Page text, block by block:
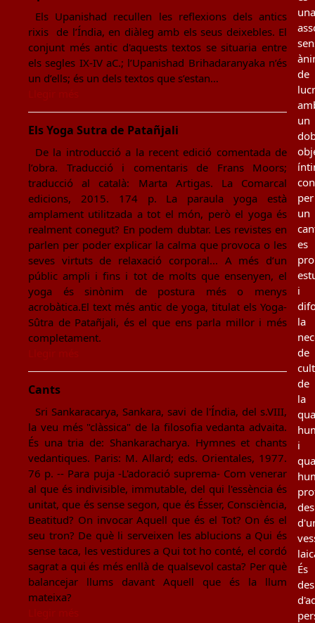
Els Upanishad recullen les reflexions dels antics
rixis de l’Índia, en diàleg amb els seus deixebles. El
conjunt més antic d'aquests textos se situaria entre
els segles IX-IV aC.; l’Upanishad Brihadaranyaka n’és
un d’ells; és un dels textos que s’estan…
Els Yoga Sutra de Patañjali
De la introducció a la recent edició comentada de
l’obra. Traducció i comentaris de Frans Moors;
traducció al català: Marta Artigas. La Comarcal
edicions, 2015. 174 p. La paraula yoga està
amplament utilitzada a tot el món, però el yoga és
realment conegut? En podem dubtar. Les revistes en
parlen per poder explicar la calma que provoca o les
seves virtuts de relaxació corporal... A més d’un
públic ampli i fins i tot de molts que ensenyen, el
yoga és sinònim de postura més o menys
acrobàtica.El text més antic de yoga, titulat els Yoga-
Sûtra de Patañjali, és el que ens parla millor i més
completament.
Cants
Sri Sankaracarya, Sankara, savi de l'Índia, del s.VIII,
la veu més "clàssica" de la filosofia vedanta advaita.
És una tria de: Shankaracharya. Hymnes et chants
vedantiques. Paris: M. Allard; eds. Orientales, 1977.
76 p. -- Para puja -L'adoració suprema- Com venerar
al que és indivisible, immutable, del qui l'essència és
unitat, que és sense segon, que és Ésser, Consciència,
Beatitud? On invocar Aquell que és el Tot? On és el
seu tron? De què li serveixen les ablucions a Qui és
sense taca, les vestidures a Qui tot ho conté, el cordó
sagrat a qui és més enllà de qualsevol casta? Per què
balancejar llums davant Aquell que és la llum
mateixa?
una
de
un
per
un
es
i
la
de
de
la
i
des
És
des